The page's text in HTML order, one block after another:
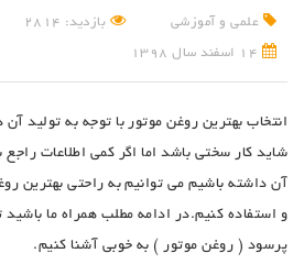
علمی و آموزشی بازدید: 2814
انتخاب بهترین روغن موتور با توجه به تولید آن
شاید کار سختی باشد اما اگر کمی اطلاعات
آن داشته باشیم می توانیم به راحتی بهترین
و استفاده کنیم.در ادامه مطلب همراه ما باشید
پرسود ( روغن موتور ) به خوبی آشنا کنیم.